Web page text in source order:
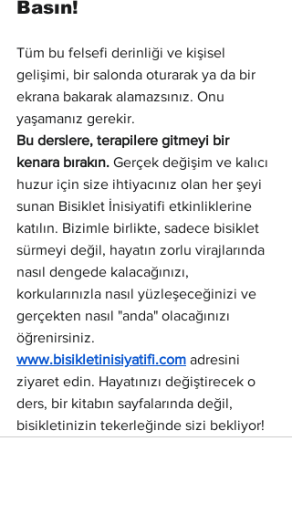
Basın!
Tüm bu felsefi derinliği ve kişisel
gelişimi, bir salonda oturarak ya da bir
ekrana bakarak alamazsınız. Onu
yaşamanız gerekir.
Bu derslere, terapilere gitmeyi bir
kenara bırakın. Gerçek değişim ve kalıcı
huzur için size ihtiyacınız olan her şeyi
sunan Bisiklet İnisiyatifi etkinliklerine
katılın. Bizimle birlikte, sadece bisiklet
sürmeyi değil, hayatın zorlu virajlarında
nasıl dengede kalacağınızı,
korkularınızla nasıl yüzleşeceğinizi ve
gerçekten nasıl "anda" olacağınızı
öğrenirsiniz.
www.bisikletinisiyatifi.com adresini
ziyaret edin. Hayatınızı değiştirecek o
ders, bir kitabın sayfalarında değil,
bisikletinizin tekerleğinde sizi bekliyor!